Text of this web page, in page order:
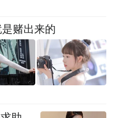
力沙特实现2030愿
括在内的视频、图片或音
“大风号”用户上传并发
间服务。
(including the videos,
赌出来的